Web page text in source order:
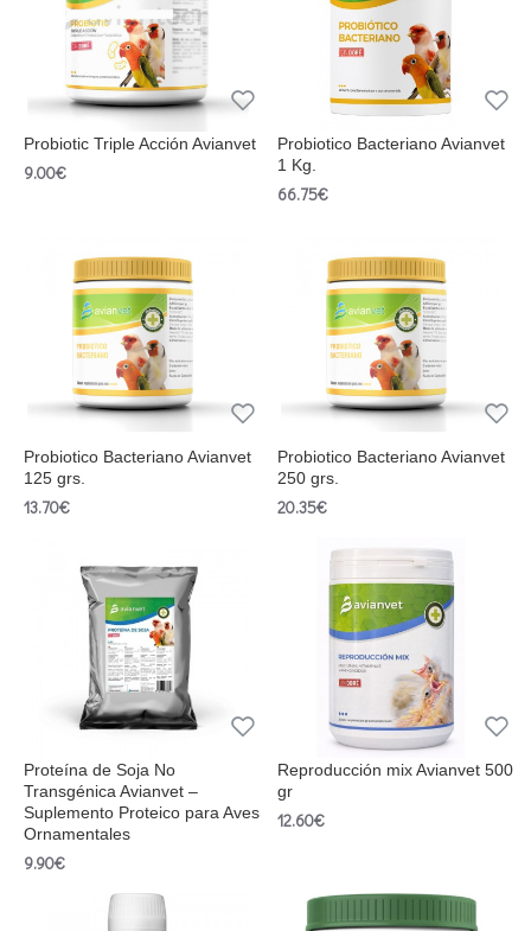
Probiotic Triple Acción Avianvet
9.00€
Probiotico Bacteriano Avianvet
1 Kg.
66.75€
Probiotico Bacteriano Avianvet
125 grs.
13.70€
Probiotico Bacteriano Avianvet
250 grs.
20.35€
Proteína de Soja No
Transgénica Avianvet –
Suplemento Proteico para Aves
Ornamentales
9.90€
Reproducción mix Avianvet 500
gr
12.60€